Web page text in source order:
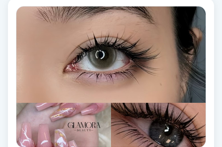
Fransborttagning
Fransförlängning
Fransförlängning Megavolym
Fransförlängning Volym